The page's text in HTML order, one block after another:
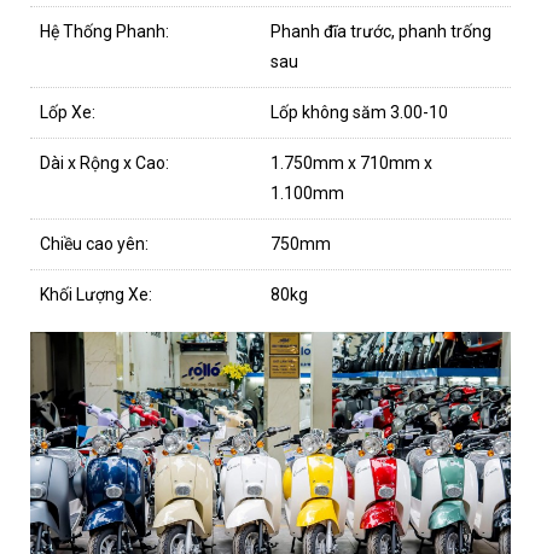
Hệ Thống Phanh:
Phanh đĩa trước, phanh trống
sau
Lốp Xe: Lốp không săm 3.00-10
Dài x Rộng x Cao:
1.750mm x 710mm x
1.100mm
Chiều cao yên: 750mm
Khối Lượng Xe: 80kg